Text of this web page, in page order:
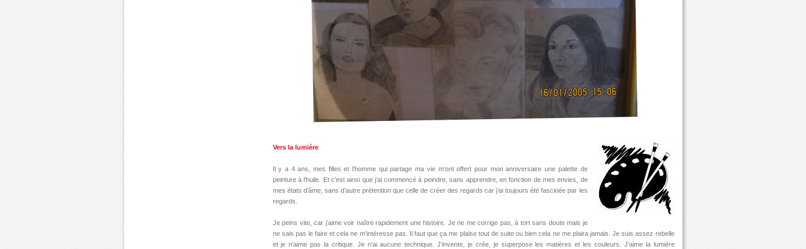
Vers la lumière
Il y a 4 ans, mes filles et l’homme qui partage ma vie m’ont offert pour mon anniversaire une palette de
peinture à l’huile. Et c’est ainsi que j’ai commencé à peindre, sans apprendre, en fonction de mes envies, de
mes états d’âme, sans d’autre prétention que celle de créer des regards car j’ai toujours été fascinée par les
regards.
Je peins vite, car j’aime voir naître rapidement une histoire. Je ne me corrige pas, à tort sans doute mais je
ne sais pas le faire et cela ne m’intéresse pas. Il faut que ça me plaise tout de suite ou bien cela ne me plaira jamais. Je suis assez rebelle
et je n’aime pas la critique. Je n’ai aucune technique. J’invente, je crée, je superpose les matières et les couleurs. J’aime la lumière